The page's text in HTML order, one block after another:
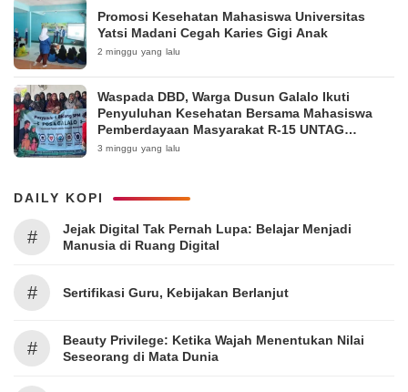
Promosi Kesehatan Mahasiswa Universitas
Yatsi Madani Cegah Karies Gigi Anak
2 minggu yang lalu
Waspada DBD, Warga Dusun Galalo Ikuti
Penyuluhan Kesehatan Bersama Mahasiswa
Pemberdayaan Masyarakat R-15 UNTAG
Surabaya 2026
3 minggu yang lalu
DAILY KOPI
#
Jejak Digital Tak Pernah Lupa: Belajar Menjadi
Manusia di Ruang Digital
# Sertifikasi Guru, Kebijakan Berlanjut
#
Beauty Privilege: Ketika Wajah Menentukan Nilai
Seseorang di Mata Dunia